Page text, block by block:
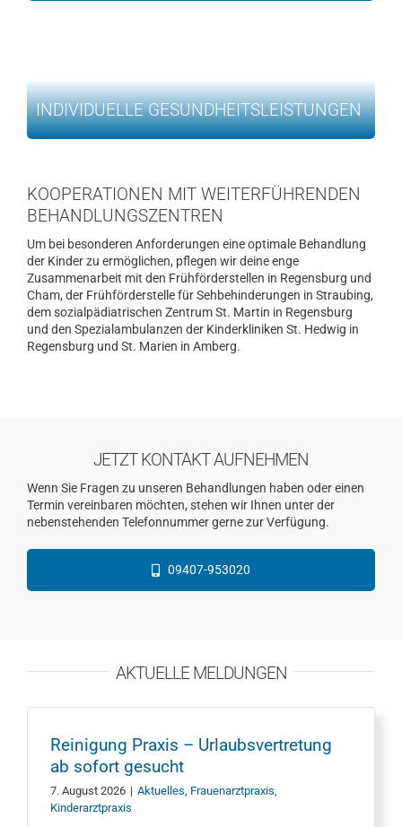
INDIVIDUELLE GESUNDHEITSLEISTUNGEN
KOOPERATIONEN MIT WEITERFÜHRENDEN
BEHANDLUNGSZENTREN
Um bei besonderen Anforderungen eine optimale Behandlung
der Kinder zu ermöglichen, pflegen wir deine enge
Zusammenarbeit mit den Frühförderstellen in Regensburg und
Cham, der Frühförderstelle für Sehbehinderungen in Straubing,
dem sozialpädiatrischen Zentrum St. Martin in Regensburg
und den Spezialambulanzen der Kinderkliniken St. Hedwig in
Regensburg und St. Marien in Amberg.
JETZT KONTAKT AUFNEHMEN
Wenn Sie Fragen zu unseren Behandlungen haben oder einen
Termin vereinbaren möchten, stehen wir Ihnen unter der
nebenstehenden Telefonnummer gerne zur Verfügung.
09407-953020
AKTUELLE MELDUNGEN
Reinigung Praxis – Urlaubsvertretung
ab sofort gesucht
7. August 2026 | Aktuelles, Frauenarztpraxis,
Kinderarztpraxis